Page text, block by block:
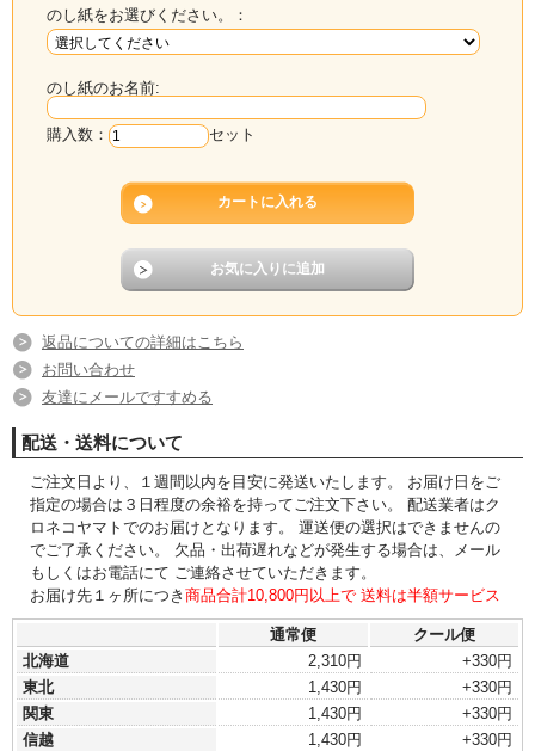
のし紙をお選びください。：
のし紙のお名前:
購入数： セット
返品についての詳細はこちら
お問い合わせ
友達にメールですすめる
配送・送料について
ご注文日より、１週間以内を目安に発送いたします。 お届け日をご
指定の場合は３日程度の余裕を持ってご注文下さい。 配送業者はク
ロネコヤマトでのお届けとなります。 運送便の選択はできませんの
でご了承ください。 欠品・出荷遅れなどが発生する場合は、メール
もしくはお電話にて ご連絡させていただきます。
お届け先１ヶ所につき 商品合計10,800円以上で 送料は半額サービス
通常便
クール便
北海道
2,310円
+330円
東北
1,430円
+330円
関東
1,430円
+330円
信越
1,430円
+330円